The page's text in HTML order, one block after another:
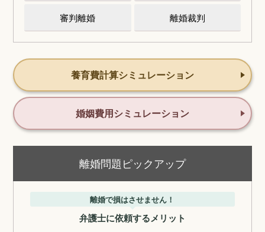
審判離婚 離婚裁判
養育費計算シミュレーション
婚姻費用シミュレーション
離婚問題ピックアップ
離婚で損はさせません！
弁護士に依頼するメリット